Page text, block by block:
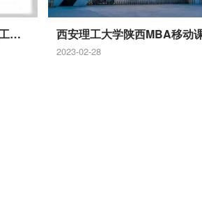
西北农林科技大学2026年陕西工商管理硕士（陕MBA）招生简章
2023-02-28